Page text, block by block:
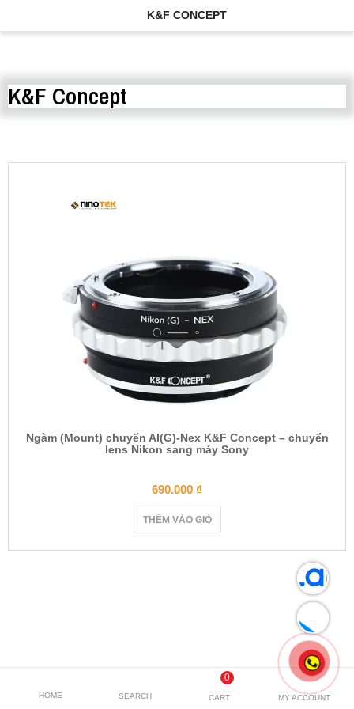
K&F CONCEPT
K&F Concept
Ngàm (Mount) chuyển AI(G)-Nex K&F Concept – chuyển
lens Nikon sang máy Sony
690.000 ₫
THÊM VÀO GIỎ
HOME SEARCH
0
CART MY ACCOUNT